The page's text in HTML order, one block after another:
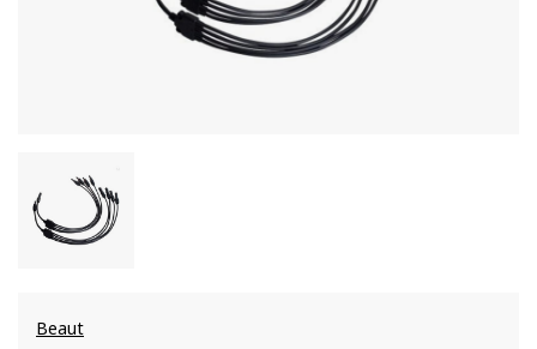
Beaut